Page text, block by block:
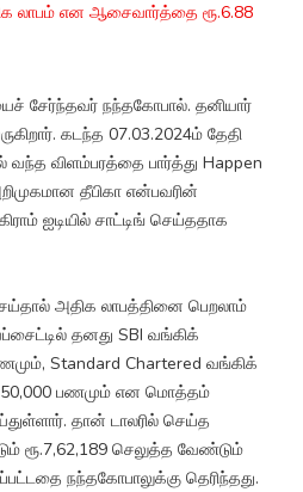
லாபம் என ஆசைவார்த்தை ரூ.6.88
சேர்ந்தவர் நந்தகோபால். தனியார்
கடந்த 07.03.2024ம் தேதி
விளம்பரத்தை பார்த்து Happen
தீபிகா என்பவரின்
ஐடியில் சாட்டிங் செய்ததாக
அதிக லாபத்தினை பெறலாம்
தனது SBI வங்கிக்
Standard Chartered வங்கிக்
பணமும் என மொத்தம்
தான் டாலரில் செய்த
ரூ.7,62,189 செலுத்த வேண்டும்
நந்தகோபாலுக்கு தெரிந்தது.